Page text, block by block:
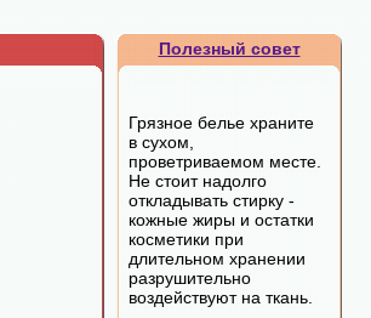
Полезный совет
Грязное белье храните
в сухом,
проветриваемом месте.
Не стоит надолго
откладывать стирку -
кожные жиры и остатки
косметики при
длительном хранении
разрушительно
воздействуют на ткань.